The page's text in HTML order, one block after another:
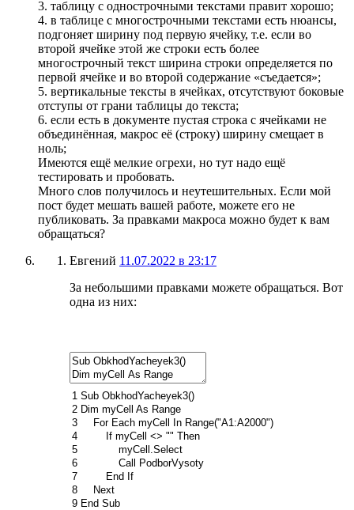
3. таблицу с однострочными текстами правит хорошо;
4. в таблице с многострочными текстами есть нюансы,
подгоняет ширину под первую ячейку, т.е. если во
второй ячейке этой же строки есть более
многострочный текст ширина строки определяется по
первой ячейке и во второй содержание «съедается»;
5. вертикальные тексты в ячейках, отсутствуют боковые
отступы от грани таблицы до текста;
6. если есть в документе пустая строка с ячейками не
объединённая, макрос её (строку) ширину смещает в
ноль;
Имеются ещё мелкие огрехи, но тут надо ещё
тестировать и пробовать.
Много слов получилось и неутешительных. Если мой
пост будет мешать вашей работе, можете его не
публиковать. За правками макроса можно будет к вам
обращаться?
Евгений 11.07.2022 в 23:17
За небольшими правками можете обращаться. Вот
одна из них:
1
2
3
4
5
6
7
8
9
Sub ObkhodYacheyek3()
Dim myCell As Range
For Each myCell In Range("A1:A2000")
If myCell <> "" Then
myCell Select
Call PodborVysoty
End If
Next
End Sub